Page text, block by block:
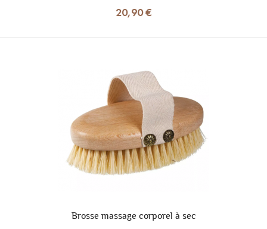
20,90 €
Brosse massage corporel à sec